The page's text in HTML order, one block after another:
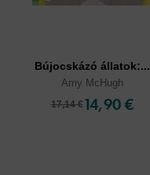
Bújocskázó állatok:...
Amy McHugh
17,14 € 14,90 €